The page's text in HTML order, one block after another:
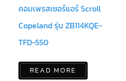
คอมเพรสเซอร์แอร์ Scroll
Copeland รุ่น ZB114KQE-
TFD-550
READ MORE